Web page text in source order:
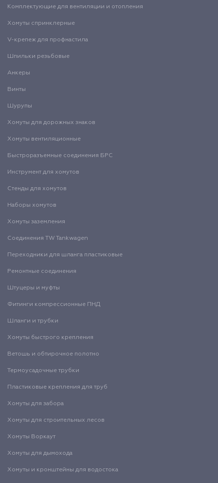
Комплектующие для вентиляции и отопления
Хомуты спринклерные
V-крепеж для профнастила
Шпильки резьбовые
Анкеры
Винты
Шурупы
Хомуты для дорожных знаков
Хомуты вентиляционные
Быстроразъемные соединения БРС
Инструмент для хомутов
Стенды для хомутов
Наборы хомутов
Хомуты заземления
Соединения TW Tankwagen
Переходники для шланга пластиковые
Ремонтные соединения
Штуцеры и муфты
Фитинги компрессионные ПНД
Шланги и трубки
Хомуты быстрого крепления
Ветошь и обтирочное полотно
Термоусадочные трубки
Пластиковые крепления для труб
Хомуты для забора
Хомуты для строительных лесов
Хомуты Воркаут
Хомуты для дымохода
Хомуты и кронштейны для водостока